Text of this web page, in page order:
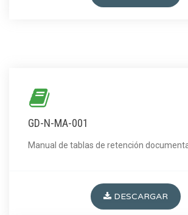
GD-N-MA-001
Manual de tablas de retención
DESCARGAR